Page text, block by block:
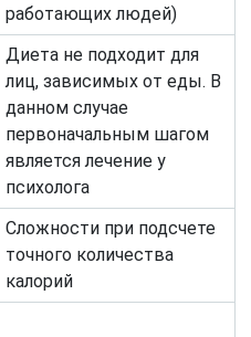
работающих людей)
Диета не подходит для
лиц, зависимых от еды. В
данном случае
первоначальным шагом
является лечение у
психолога
Сложности при подсчете
точного количества
калорий